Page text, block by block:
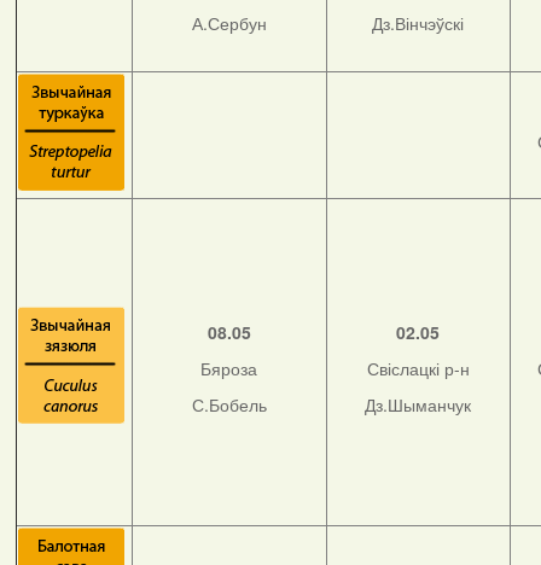
А.Сербун
Дз.Вінчэўскі
08.05
Бяроза
С.Бобель
02.05
Свіслацкі р-н
Дз.Шыманчук